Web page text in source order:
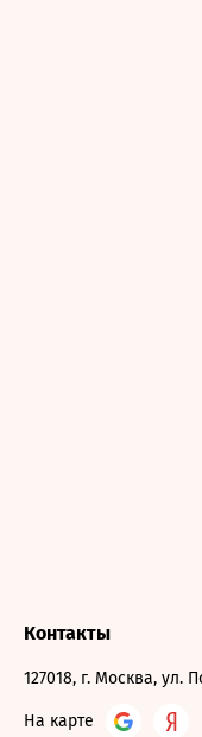
Контакты
127018, г. Москва, ул.
На карте